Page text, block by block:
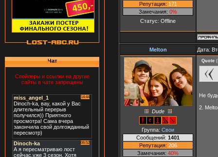
Чат
Спойлеры и ссылки на другие
сайты в чате запрещены
Репутация: 171
Замечания: 0%
Статус: Offline
Melton Дата:
Dude
Группа: Свои
Сообщений: 1401
Репутация: 206
Замечания: 40%
Quote (
Не
2.